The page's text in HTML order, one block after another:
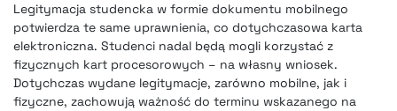
Legitymacja studencka w formie dokumentu mobilnego
potwierdza te same uprawnienia, co dotychczasowa karta
elektroniczna. Studenci nadal będą mogli korzystać z
fizycznych kart procesorowych – na własny wniosek.
Dotychczas wydane legitymacje, zarówno mobilne, jak i
fizyczne, zachowują ważność do terminu wskazanego na